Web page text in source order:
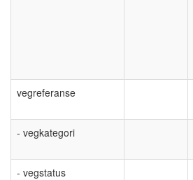
vegreferanse
- vegkategori
- vegstatus